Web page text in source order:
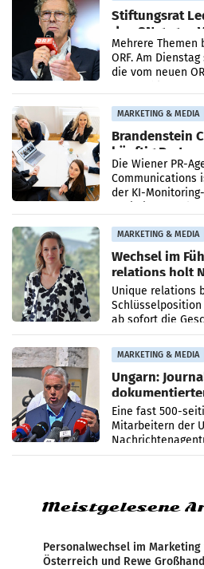
Stiftungsrat
den SN gegen
Mehrere Themen
ORF. Am
die vom neuen
MARKETING & MEDIA
Brandenstein
künftig
Die Wiener PR-
Communications
der KI-
MARKETING & MEDIA
Wechsel im
relations holt
Unique relations
ab sofort die
PR-Agentur an
Anna Kalina-Mahr.
MARKETING & MEDIA
Ungarn:
Zensur
Eine fast 500-
Mitarbeitern der
systematische
Meistgelesene
Personalwechsel im Marketing
Österreich und Rewe